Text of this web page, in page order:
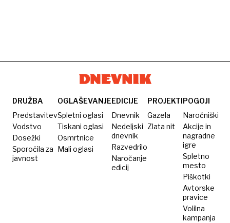
DRUŽBA
Predstavitev
Vodstvo
Dosežki
Sporočila za
javnost
OGLAŠEVANJE
Spletni oglasi
Tiskani oglasi
Osmrtnice
Mali oglasi
EDICIJE
Dnevnik
Nedeljski
dnevnik
Razvedrilo
Naročanje
edicij
PROJEKTI
Gazela
Zlata nit
POGOJI
Naročniški
Akcije in
nagradne
igre
Spletno
mesto
Piškotki
Avtorske
pravice
Volilna
kampanja